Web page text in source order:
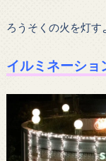
ろうそくの火を灯す
イルミネーショ